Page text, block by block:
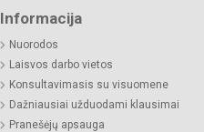
Informacija
Nuorodos
Laisvos darbo vietos
Konsultavimasis su visuomene
Dažniausiai užduodami klausimai
Pranešėjų apsauga